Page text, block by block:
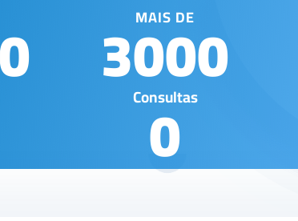
MAIS DE
3000
0
Consultas